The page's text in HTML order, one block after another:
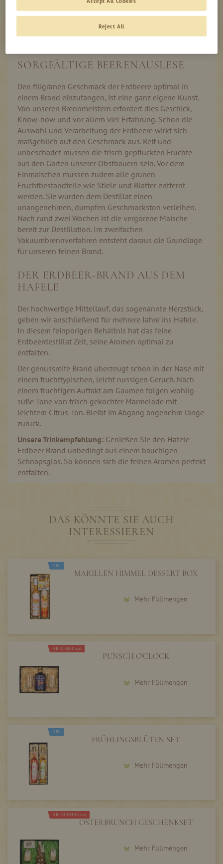
Auf Lager
SORGFÄLTIGE BEERENAUSLESE
Den filigranen Geschmack der Erdbeere optimal in
einem Brand einzufangen, ist eine ganz eigene Kunst.
Von unseren Brennmeistern erfordert dies Geschick,
Know-how und vor allem viel Erfahrung. Schon die
Auswahl und Verarbeitung der Erdbeere wirkt sich
maßgeblich auf den Geschmack aus. Reif und
unbeschadet müssen die frisch gepflückten Früchte
aus den Gärten unserer Obstbauern sein. Vor dem
Einmaischen müssen zudem alle grünen
Fruchtbestandteile wie Stiele und Blätter entfernt
werden. Sie würden dem Destillat einen
unangenehmen, dumpfen Geschmackston verleihen.
Nach rund zwei Wochen ist die vergorene Maische
bereit zur Destillation. Im zweifachen
Vakuumbrennverfahren entsteht daraus die Grundlage
für unseren feinen Brand.
DER ERDBEER-BRAND AUS DEM
HAFELE
Der hochwertige Mittellauf, das sogenannte Herzstück,
geben wir anschließend für mehrere Jahre ins Hafele.
In diesem feinporigen Behältnis hat das feine
Erdbeerdestillat Zeit, seine Aromen optimal zu
entfalten.
Der genussreife Brand überzeugt schon in der Nase mit
einem fruchttypischen, leicht nussigen Geruch. Nach
einem fruchtigen Auftakt am Gaumen folgen wohlig-
süße Töne von frisch gekochter Marmelade mit
leichtem Citrus-Ton. Bleibt im Abgang angenehm lange
zurück.
Unsere Trinkempfehlung: Genießen Sie den Hafele
Erdbeer Brand unbedingt aus einem bauchigen
Schnapsglas. So können sich die feinen Aromen perfekt
entfalten.
DAS KÖNNTE SIE AUCH
INTERESSIEREN
NEU
MARILLEN HIMMEL DESSERT BOX
Mehr Füllmengen
AB HERBST 2026
PUNSCH O'CLOCK
Mehr Füllmengen
NEU
FRÜHLINGSBLÜTEN SET
Mehr Füllmengen
AB FRÜHLING 2027
OSTERBRUNCH GESCHENKSET
Mehr Füllmengen
Reject All